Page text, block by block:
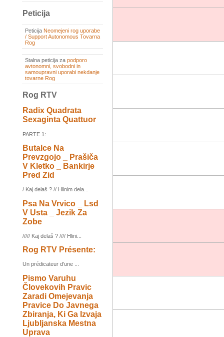
Peticija
Peticija Neomejeni rog uporabe
/ Support Autonomous Tovarna
Rog
Stalna peticija za podporo
avtonomni, svobodni in
samoupravni uporabi nekdanje
tovarne Rog
Rog RTV
Radix Quadrata
Sexaginta Quattuor
PARTE 1:
Butalce Na
Prevzgojo _ Prašiča
V Kletko _ Bankirje
Pred Zid
/ Kaj delaš ? // Hlinim dela...
Psa Na Vrvico _ Lsd
V Usta _ Jezik Za
Zobe
///// Kaj delaš ? //// Hlini...
Rog RTV Présente:
Un prédicateur d'une ...
Pismo Varuhu
Človekovih Pravic
Zaradi Omejevanja
Pravice Do Javnega
Zbiranja, Ki Ga Izvaja
Ljubljanska Mestna
Uprava